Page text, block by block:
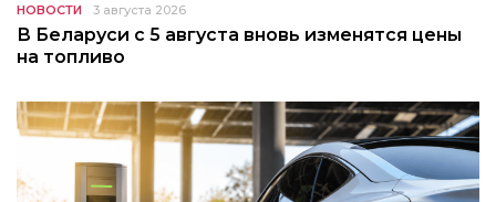
НОВОСТИ 3 августа 2026
В Беларуси с 5 августа вновь изменятся цены
на топливо